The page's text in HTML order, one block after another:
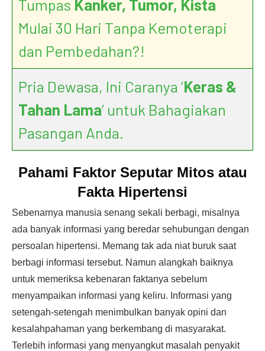
Tumpas Kanker, Tumor, Kista
Mulai 30 Hari Tanpa Kemoterapi
dan Pembedahan?!
Pria Dewasa, Ini Caranya ‘Keras &
Tahan Lama’ untuk Bahagiakan
Pasangan Anda.
Pahami Faktor Seputar Mitos atau
Fakta Hipertensi
Sebenarnya manusia senang sekali berbagi, misalnya
ada banyak informasi yang beredar sehubungan dengan
persoalan hipertensi. Memang tak ada niat buruk saat
berbagi informasi tersebut. Namun alangkah baiknya
untuk memeriksa kebenaran faktanya sebelum
menyampaikan informasi yang keliru. Informasi yang
setengah-setengah menimbulkan banyak opini dan
kesalahpahaman yang berkembang di masyarakat.
Terlebih informasi yang menyangkut masalah penyakit